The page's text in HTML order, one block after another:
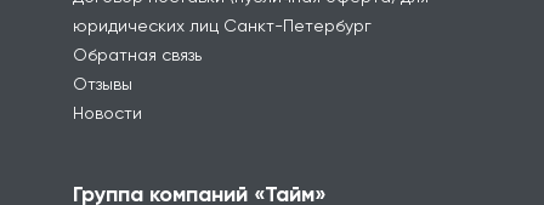
юридических лиц Санкт-Петербург
Обратная связь
Отзывы
Новости
Группа компаний «Тайм»